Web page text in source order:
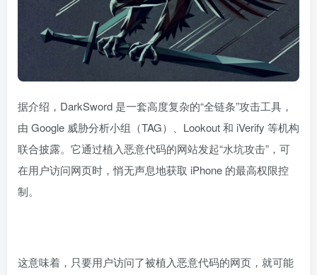
据介绍，DarkSword 是一套高度复杂的“全链条”攻击工具，
由 Google 威胁分析小组（TAG）、Lookout 和 iVerify 等机构
联合披露。它通过植入恶意代码的网站发起“水坑攻击”，可
在用户访问网页时，悄无声息地获取 iPhone 的最高权限控
制。
这意味着，只要用户访问了被植入恶意代码的网页，就可能